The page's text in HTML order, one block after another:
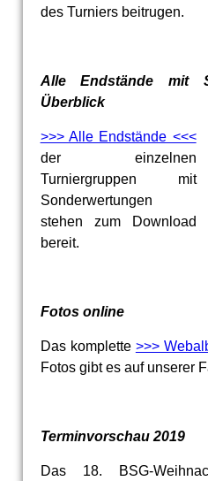
des Turniers beitrugen.
Alle Endstände mit
Überblick
>>> Alle Endstände <<<
der einzelnen
Turniergruppen mit
Sonderwertungen
stehen zum Download
bereit.
Fotos online
Das komplette >>>
Fotos gibt es auf unserer
Terminvorschau 2019
Das 18. BSG-